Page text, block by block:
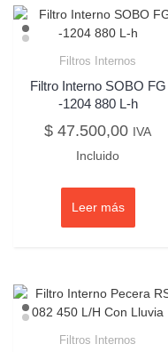
Filtros Internos
Filtro Interno SOBO FG
-1204 880 L-h
$ 47.500,00 IVA
Incluido
Leer más
Filtros Internos